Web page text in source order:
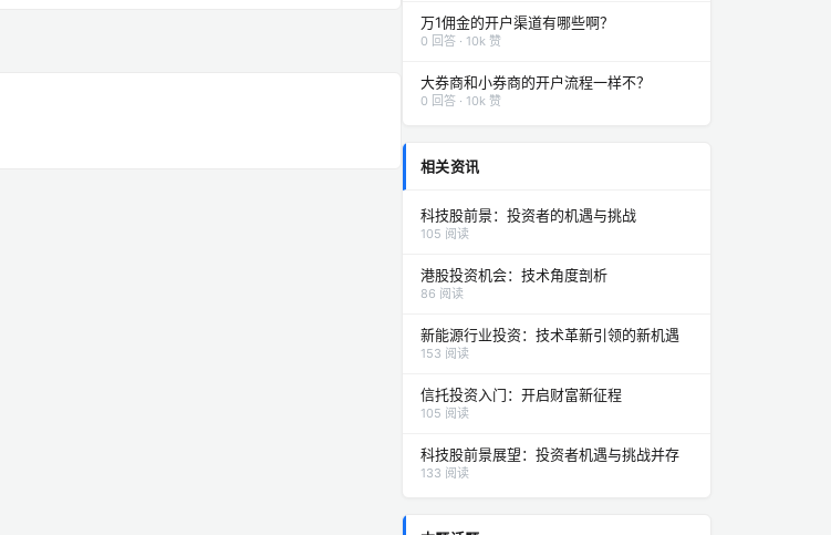
万1佣金的开户渠道有哪些啊？
0 回答 · 10k 赞
大券商和小券商的开户流程一样不？
0 回答 · 10k 赞
相关资讯
科技股前景：投资者的机遇与挑战
105 阅读
港股投资机会：技术角度剖析
86 阅读
新能源行业投资：技术革新引领的新机遇
153 阅读
信托投资入门：开启财富新征程
105 阅读
科技股前景展望：投资者机遇与挑战并存
133 阅读